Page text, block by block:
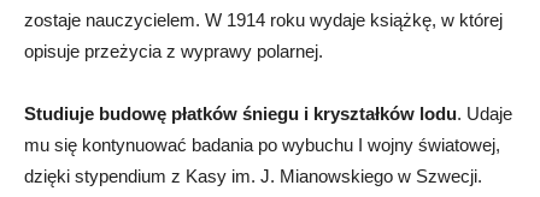
zostaje nauczycielem. W 1914 roku wydaje książkę, w której
opisuje przeżycia z wyprawy polarnej.
Studiuje budowę płatków śniegu i kryształków lodu. Udaje
mu się kontynuować badania po wybuchu I wojny światowej,
dzięki stypendium z Kasy im. J. Mianowskiego w Szwecji.